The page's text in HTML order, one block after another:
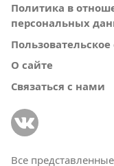
Политика в
персональных
О сайте
Связаться с нами
Все